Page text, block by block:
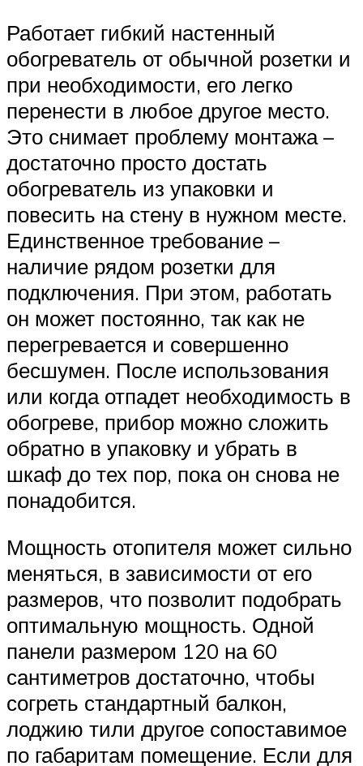
Работает гибкий настенный
обогреватель от обычной розетки и
при необходимости, его легко
перенести в любое другое место.
Это снимает проблему монтажа –
достаточно просто достать
обогреватель из упаковки и
повесить на стену в нужном месте.
Единственное требование –
наличие рядом розетки для
подключения. При этом, работать
он может постоянно, так как не
перегревается и совершенно
бесшумен. После использования
или когда отпадет необходимость в
обогреве, прибор можно сложить
обратно в упаковку и убрать в
шкаф до тех пор, пока он снова не
понадобится.
Мощность отопителя может сильно
меняться, в зависимости от его
размеров, что позволит подобрать
оптимальную мощность. Одной
панели размером 120 на 60
сантиметров достаточно, чтобы
согреть стандартный балкон,
лоджию тили другое сопоставимое
по габаритам помещение. Если для